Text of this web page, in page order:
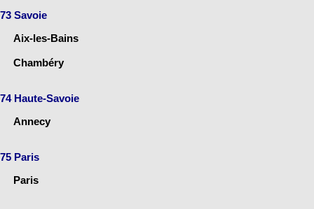
73 Savoie
Aix-les-Bains
Chambéry
74 Haute-Savoie
Annecy
75 Paris
Paris